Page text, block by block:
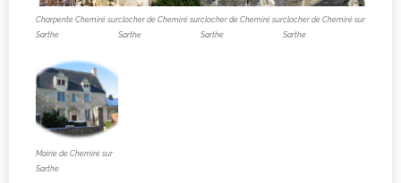
Charpente Chemiré sur
Sarthe
clocher de Chemiré sur
Sarthe
clocher de Chemiré sur
Sarthe
clocher de Chemiré sur
Sarthe
Mairie de Chemiré sur
Sarthe